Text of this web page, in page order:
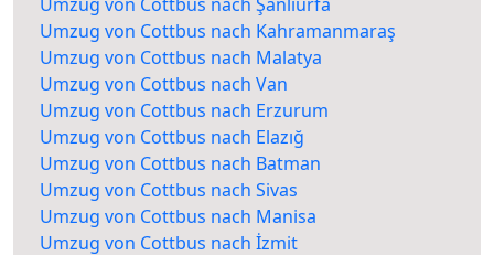
Umzug von Cottbus nach Kahramanmaraş
Umzug von Cottbus nach Malatya
Umzug von Cottbus nach Van
Umzug von Cottbus nach Erzurum
Umzug von Cottbus nach Elazığ
Umzug von Cottbus nach Batman
Umzug von Cottbus nach Sivas
Umzug von Cottbus nach Manisa
Umzug von Cottbus nach İzmit